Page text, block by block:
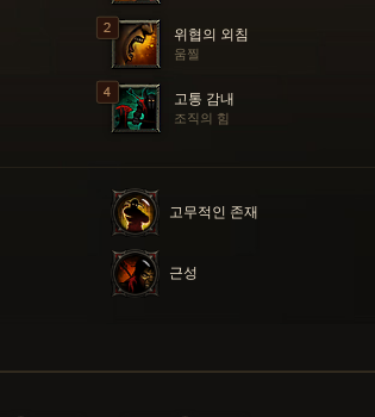
위협의 외침
움찔
고통 감내
조직의 힘
고무적인 존재
근성